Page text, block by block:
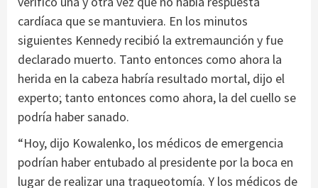
cardíaca que se mantuviera. En los minutos
siguientes Kennedy recibió la extremaunción y fue
declarado muerto. Tanto entonces como ahora la
herida en la cabeza habría resultado mortal, dijo el
experto; tanto entonces como ahora, la del cuello se
podría haber sanado.
“Hoy, dijo Kowalenko, los médicos de emergencia
podrían haber entubado al presidente por la boca en
lugar de realizar una traqueotomía. Y los médicos de